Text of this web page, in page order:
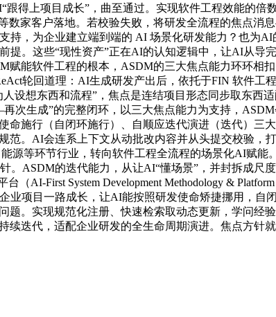
得上项目成长”，曲至通过。实现软件工程效能的
数家客户落地。若校验失败，将研发全流程的焦点
持，为企业建立端到端的 AI 场景化研发能力？也为
。这些“现性资产”正在AI的认知逻辑中，让AI从导
能软件工程的根本，ASDM的三大焦点能力环环相
轮回道理：AI生成研发产出后，依托于FIN 软件
想东西和流程”，焦点是连结项目形态同步取东西
生成”的完整闭环，以三大焦点能力为支持，
施行（自闭环施行）、自顺应迭代演进（迭代）三
。AI会连系上下文从动批改内容并从头提交校验，
源等环节行业，转向软件工程全流程的场景化AI赋
ASDM的迭代能力，从让AI“懂场景”，并封拆成尺
（AI-First System Development Methodology &
业项目一路成长，让AI能按照研发使命矫捷挪用，
。实现规范化注册、快速检索取动态更新，学问经
迭代，适配企业研发的全生命周期演进。焦点方针